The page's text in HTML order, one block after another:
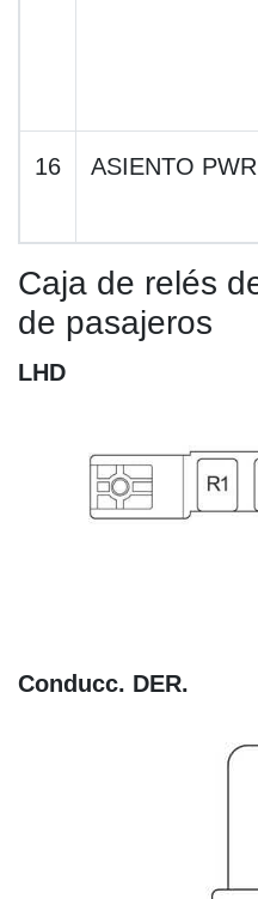
16 ASIENTO PWR
Caja de relés
de pasajeros
LHD
Conducc. DER.